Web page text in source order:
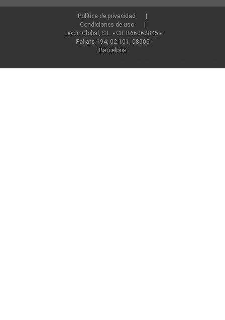
Política de privacidad
Condiciones de uso
Lexdir Global, S.L. - CIF B66062845 -
Pallars 194, 02-101, 08005
Barcelona